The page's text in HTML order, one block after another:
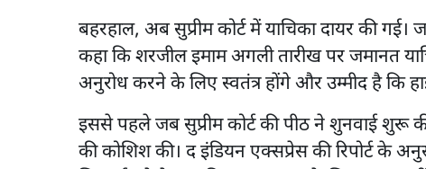
बहरहाल, अब सुप्रीम कोर्ट में याचिका दायर की गई।
कहा कि शरजील इमाम अगली तारीख पर जमानत
अनुरोध करने के लिए स्वतंत्र होंगे और उम्मीद है कि
इससे पहले जब सुप्रीम कोर्ट की पीठ ने शुनवाई शुरू
की कोशिश की। द इंडियन एक्सप्रेस की रिपोर्ट के